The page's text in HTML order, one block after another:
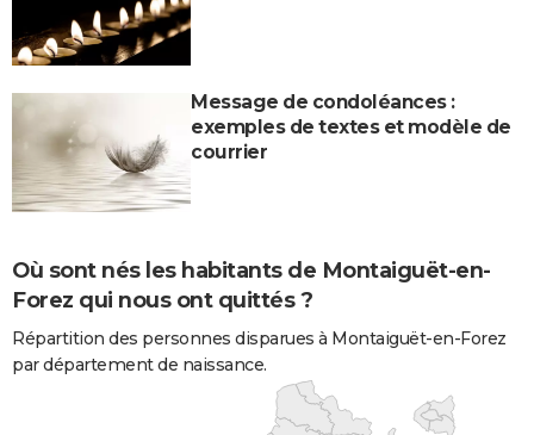
Message de condoléances :
exemples de textes et modèle de
courrier
Où sont nés les habitants de Montaiguët-en-
Forez qui nous ont quittés ?
Répartition des personnes disparues à Montaiguët-en-Forez
par département de naissance.